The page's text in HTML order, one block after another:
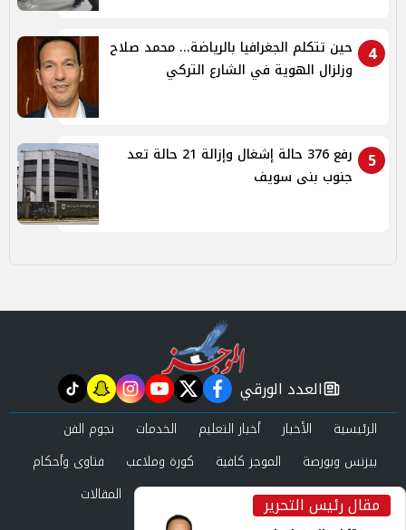
4
حين تتكلم الجغرافيا بالرياضة... محمد صلاح
وزلزال الهوية في الشارع التركي
5
رفع 376 حالة إشغال وإزالة 21 حالة تعد
جنوب بنى سويف
مقال رئيس التحرير
newspaper
العدد الورقي facebook
twitter
youtube
instagram
snapchat
tiktok
الرئيسية الأخبار أخبار التعليم الخدمات
نجوم الفن
بيزنس وبورصة
الموجز كافية كورة وملاعب
فتاوى وأحكام
صحة وجمال
عرب وعالم حوادث ومحاكم
المقالات